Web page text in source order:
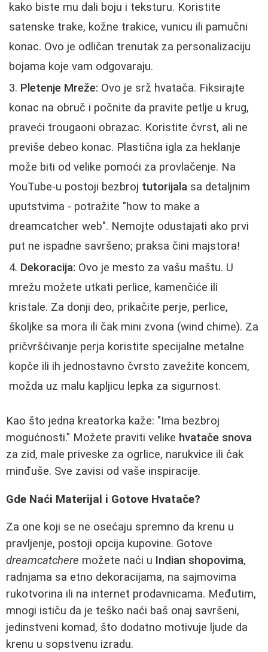
kako biste mu dali boju i teksturu. Koristite
satenske trake, kožne trakice, vunicu ili pamučni
konac. Ovo je odličan trenutak za personalizaciju
bojama koje vam odgovaraju.
Pletenje Mreže: Ovo je srž hvatača. Fiksirajte
konac na obruč i počnite da pravite petlje u krug,
praveći trougaoni obrazac. Koristite čvrst, ali ne
previše debeo konac. Plastična igla za heklanje
može biti od velike pomoći za provlačenje. Na
YouTube-u postoji bezbroj tutorijala sa detaljnim
uputstvima - potražite "how to make a
dreamcatcher web". Nemojte odustajati ako prvi
put ne ispadne savršeno; praksa čini majstora!
Dekoracija: Ovo je mesto za vašu maštu. U
mrežu možete utkati perlice, kamenčiće ili
kristale. Za donji deo, prikačite perje, perlice,
školjke sa mora ili čak mini zvona (wind chime). Za
pričvršćivanje perja koristite specijalne metalne
kopče ili ih jednostavno čvrsto zavežite koncem,
možda uz malu kapljicu lepka za sigurnost.
Kao što jedna kreatorka kaže: "Ima bezbroj
mogućnosti." Možete praviti velike hvatače snova
za zid, male priveske za ogrlice, narukvice ili čak
minđuše. Sve zavisi od vaše inspiracije.
Gde Naći Materijal i Gotove Hvatače?
Za one koji se ne osećaju spremno da krenu u
pravljenje, postoji opcija kupovine. Gotove
dreamcatchere možete naći u Indian shopovima,
radnjama sa etno dekoracijama, na sajmovima
rukotvorina ili na internet prodavnicama. Međutim,
mnogi ističu da je teško naći baš onaj savršeni,
jedinstveni komad, što dodatno motivuje ljude da
krenu u sopstvenu izradu.